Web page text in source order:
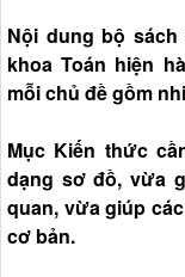
Nội dung bộ
khoa Toán hiện
mỗi chủ đề gồm
Mục Kiến thức
dạng sơ đồ, vừa
quan, vừa giúp
cơ bản.